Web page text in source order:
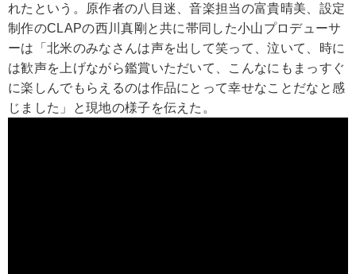
れたという。原作者の八目迷、音楽担当の富貴晴美、設定
制作のCLAPの西川真剛と共に帯同した小山プロデューサ
ーは「北米のみなさんは声を出して笑って、泣いて、時に
は歓声を上げながら鑑賞いただいて、こんなにもまっすぐ
に楽しんでもらえるのは作品にとって幸せなことだなと感
じました」と現地の様子を伝えた。